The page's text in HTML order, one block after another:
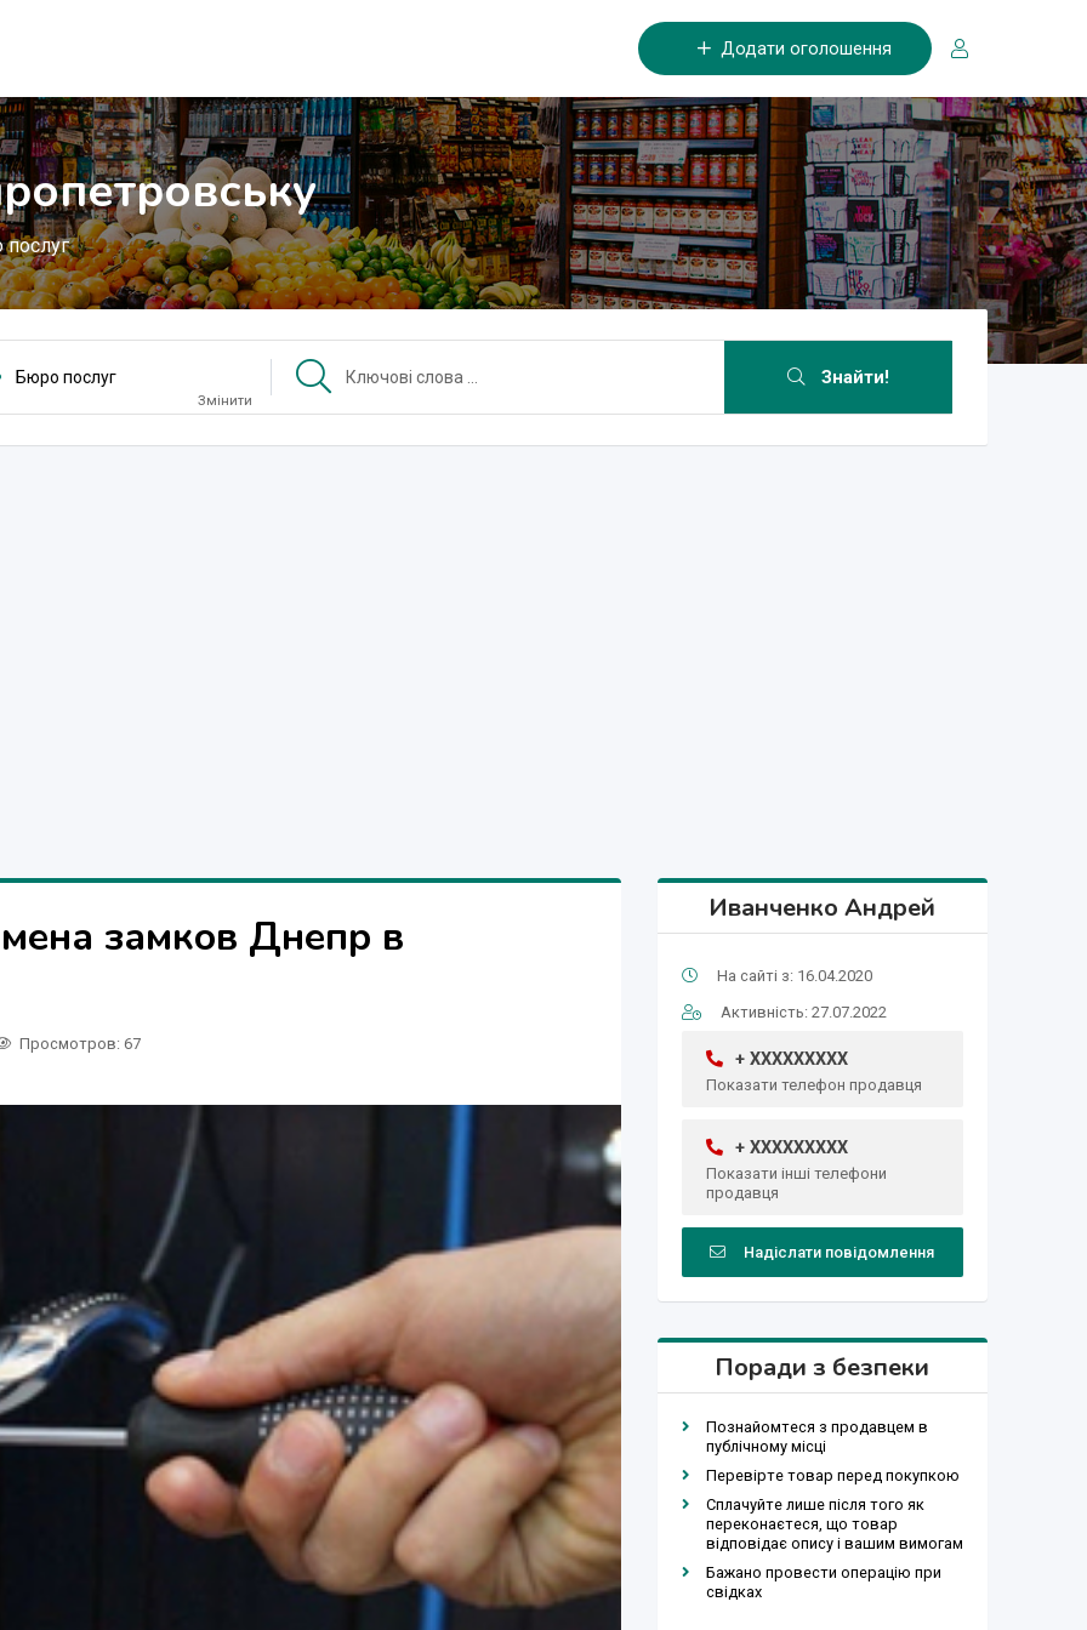
Додати оголошення
Бюро послуг
Змінити
Знайти!
замков Днепр в
Просмотров: 67
Иванченко Андрей
На сайті з: 16.04.2020
Активність: 27.07.2022
+ XXXXXXXXX
Показати телефон продавця
+ XXXXXXXXX
Показати інші телефони
продавця
Надіслати повідомлення
Поради з безпеки
Познайомтеся з продавцем в
публічному місці
Перевірте товар перед покупкою
Сплачуйте лише після того як
переконаєтеся, що товар
відповідає опису і вашим вимогам
Бажано провести операцію при
свідках